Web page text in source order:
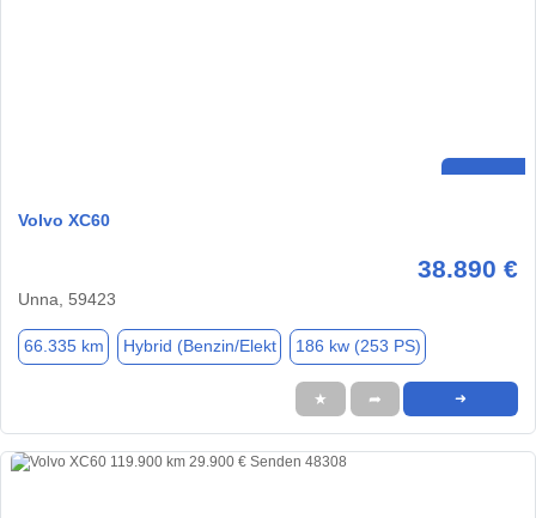
Volvo XC60
38.890 €
Unna, 59423
66.335 km Hybrid (Benzin/Elekt 186 kw (253 PS)
★ ➦ ➜